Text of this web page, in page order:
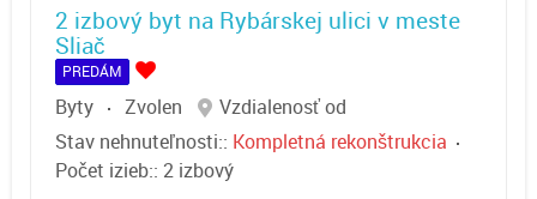
2 izbový byt na Rybárskej ulici v meste
Sliač
PREDÁM
Byty Zvolen
Vzdialenosť od
Stav nehnuteľnosti:: Kompletná rekonštrukcia
Počet izieb:: 2 izbový